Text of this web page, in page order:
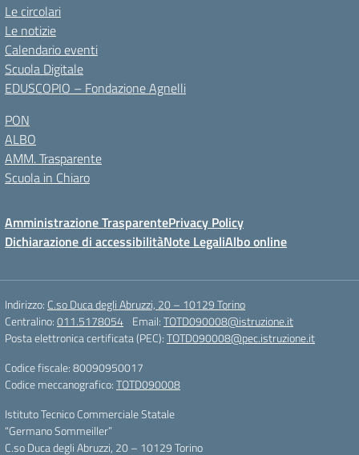
Le circolari
Le notizie
Calendario eventi
Scuola Digitale
EDUSCOPIO – Fondazione Agnelli
PON
ALBO
AMM. Trasparente
Scuola in Chiaro
Amministrazione TrasparentePrivacy Policy
Dichiarazione di accessibilitàNote LegaliAlbo online
Indirizzo: C.so Duca degli Abruzzi, 20 – 10129 Torino
Centralino:011.5178054 Email:TOTD090008@istruzione.it
Posta elettronica certificata (PEC):TOTD090008@pec.istruzione.it
Codice fiscale: 80090950017
Codice meccanografico:TOTD090008
Istituto Tecnico Commerciale Statale
“Germano Sommeiller”
C.so Duca degli Abruzzi, 20 – 10129 Torino